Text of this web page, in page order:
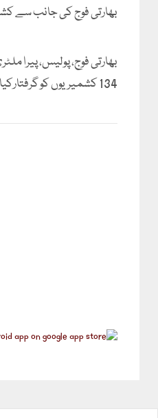
بھارتی فوج کی جانب سے
134 کشمیریوں کو گرفتارکیا جن میں بیشتر حریت رہنماء، نوجوان، کارکن اور طلبا شامل تھے۔